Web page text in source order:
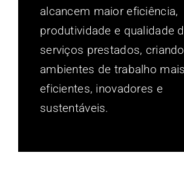
alcancem maior eficiência,
produtividade e qualidade
serviços prestados, criando
ambientes de trabalho mais
eficientes, inovadores e
sustentáveis.